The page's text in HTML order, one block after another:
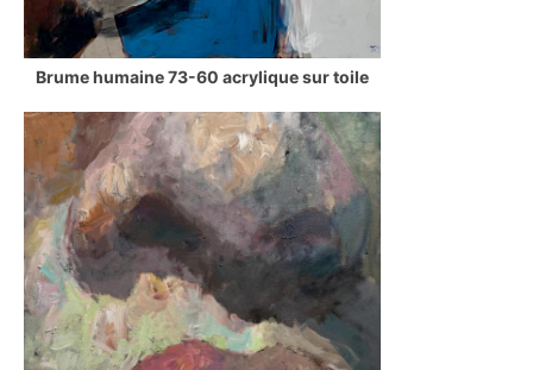
Brume humaine 73-60 acrylique sur toile